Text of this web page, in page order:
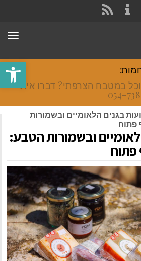
פתח
במטבח הצרפתי? דברו איתי
בגנים הלאומיים ובשמורות
פתוח
ובשמורות הטבע:
פתוח